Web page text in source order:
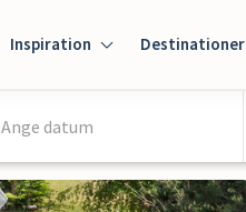
Inspiration Destinationer
Ange datum